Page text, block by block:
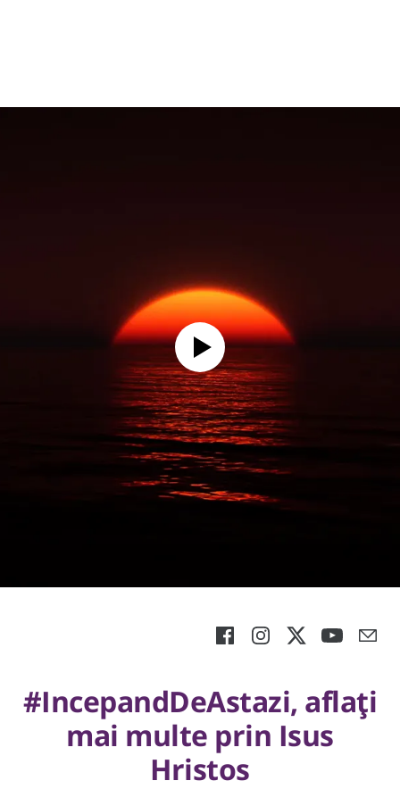
#IncepandDeAstazi, aflați
mai multe prin Isus
Hristos